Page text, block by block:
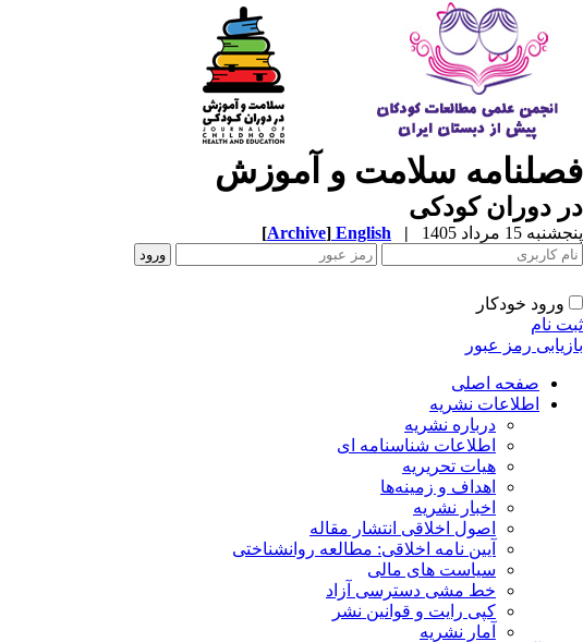
فصلنامه سلامت و آموزش
در دوران کودکی
پنجشنبه 15 مرداد 1405 |
English
[Archive]
ورود خودکار
ثبت نام
بازیابی رمز عبور
صفحه اصلی
اطلاعات نشریه
درباره نشریه
اطلاعات شناسنامه ای
هیات تحریریه
اهداف و زمینه‌ها
اخبار نشریه
اصول اخلاقی انتشار مقاله
آیین نامه اخلاقی: مطالعه روانشناختی
سیاست های مالی
خط مشی دسترسی آزاد
کپی رایت و قوانین نشر
آمار نشریه